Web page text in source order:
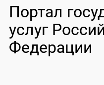
Портал
услуг
Федерации